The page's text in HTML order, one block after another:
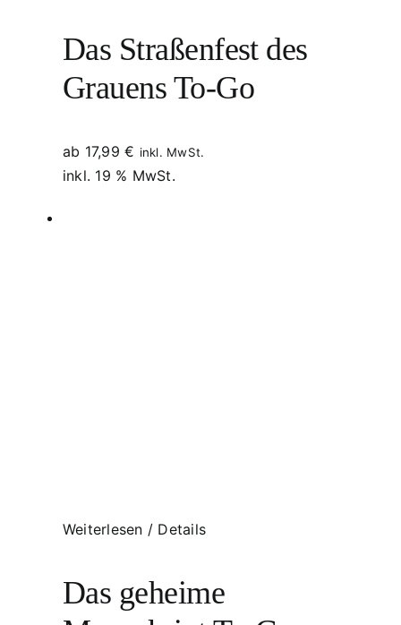
Das Straßenfest des
Grauens To-Go
ab 17,99€ inkl. MwSt.
inkl. 19 % MwSt.
Weiterlesen / Details
Das geheime